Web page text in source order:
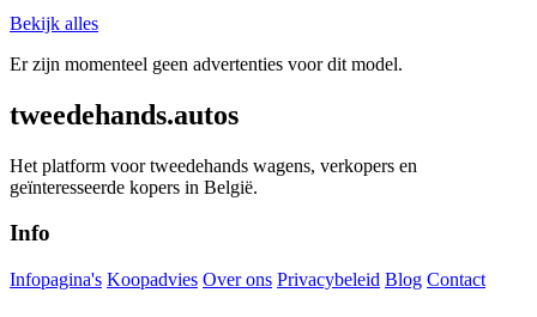
Bekijk alles
Er zijn momenteel geen advertenties voor dit model.
tweedehands.autos
Het platform voor tweedehands wagens, verkopers en
geïnteresseerde kopers in België.
Info
Infopagina's Koopadvies Over ons Privacybeleid Blog Contact